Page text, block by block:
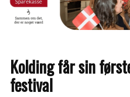
Kolding får sin
festival